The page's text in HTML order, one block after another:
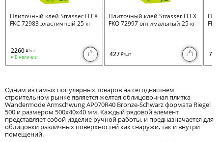
Плиточный клей Strasser FLEX
FKC 72983 эластичный 25 кг
2260 i/шт
В наличии
Плиточный клей Strasser FLEX
FKO 72997 оптимальный 25 кг
427 i/шт 730
Одним из самых популярных товаров на сегодняшнем
строительном рынке является желтая облицовочная плитка
Wandermode Armschwung AP070R40 Bronze-Schwarz формата Riegel
500 и размером 500x40x40 мм. Каждый рядовой элемент
представляет собой изделие ручной работы, и предназначается для
облицовки различных поверхностей как снаружи, так и внутри
помещений.